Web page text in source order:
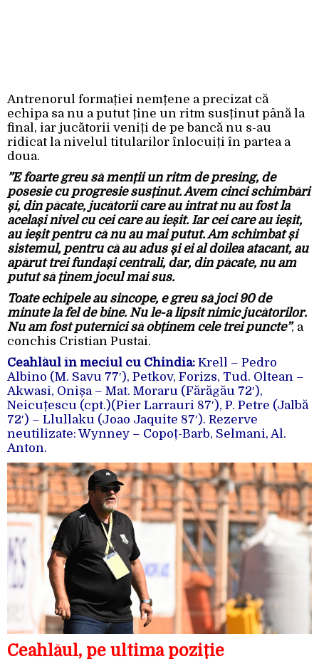
Antrenorul formației nemțene a precizat că
echipa sa nu a putut ține un ritm susținut până la
final, iar jucătorii veniți de pe bancă nu s-au
ridicat la nivelul titularilor înlocuiți în partea a
doua.
”E foarte greu să menții un ritm de presing, de
posesie cu progresie susținut. Avem cinci schimbări
și, din păcate, jucătorii care au intrat nu au fost la
același nivel cu cei care au ieșit. Iar cei care au ieșit,
au ieșit pentru că nu au mai putut. Am schimbat și
sistemul, pentru că au adus și ei al doilea atacant, au
apărut trei fundași centrali, dar, din păcate, nu am
putut să ținem jocul mai sus.
Toate echipele au sincope, e greu să joci 90 de
minute la fel de bine. Nu le-a lipsit nimic jucătorilor.
Nu am fost puternici să obținem cele trei puncte”, a
conchis Cristian Pustai.
Ceahlăul în meciul cu Chindia: Krell – Pedro
Albino (M. Savu 77′), Petkov, Forizs, Tud. Oltean –
Akwasi, Onișa – Mat. Moraru (Fărăgău 72′),
Neicuțescu (cpt.)(Pier Larrauri 87′), P. Petre (Jalbă
72′) – Llullaku (Joao Jaquite 87′). Rezerve
neutilizate: Wynney – Copoț-Barb, Selmani, Al.
Anton.
Ceahlăul, pe ultima poziție